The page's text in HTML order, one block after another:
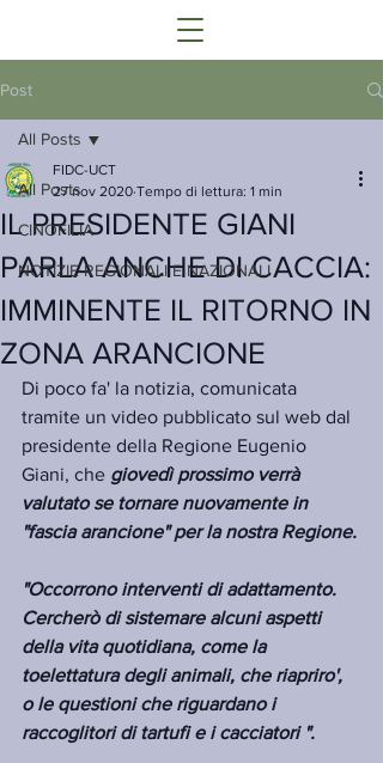
Post
All Posts
CINOFILIA
NOTIZIE REGIONALI E NAZIONALI
All Posts
IL PRESIDENTE GIANI
PARLA ANCHE DI CACCIA:
IMMINENTE IL RITORNO IN
ZONA ARANCIONE
FIDC-UCT
27 nov 2020 Tempo di lettura: 1 min
Di poco fa' la notizia, comunicata
tramite un video pubblicato sul web dal
presidente della Regione Eugenio
Giani, che giovedì prossimo verrà
valutato se tornare nuovamente in
"fascia arancione" per la nostra Regione.
"Occorrono interventi di adattamento.
Cercherò di sistemare alcuni aspetti
della vita quotidiana, come la
toelettatura degli animali, che riapriro',
o le questioni che riguardano i
raccoglitori di tartufi e i cacciatori ".